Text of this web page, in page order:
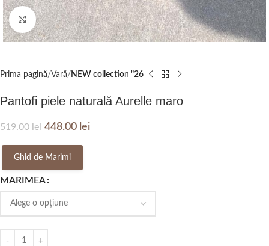
Click to enlarge
Prima pagină Vară NEW collection "26
Pantofi piele naturală Aurelle maro
519.00lei 448.00 lei
Ghid de Marimi
MARIMEA